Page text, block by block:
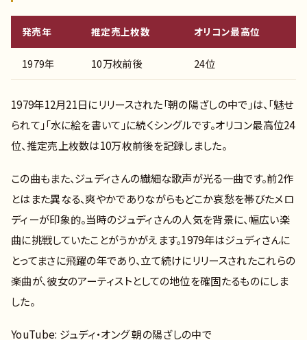
発売年 推定売上枚数 オリコン最高位
1979年 10万枚前後 24位
1979年12月21日にリリースされた「朝の陽ざしの中で」は、「魅せ
られて」「水に絵を書いて」に続くシングルです。オリコン最高位24
位、推定売上枚数は10万枚前後を記録しました。
この曲もまた、ジュディさんの繊細な歌声が光る一曲です。前2作
とはまた異なる、爽やかでありながらもどこか哀愁を帯びたメロ
ディーが印象的。当時のジュディさんの人気を背景に、幅広い楽
曲に挑戦していたことがうかがえます。1979年はジュディさんに
とってまさに飛躍の年であり、立て続けにリリースされたこれらの
楽曲が、彼女のアーティストとしての地位を確固たるものにしま
した。
YouTube: ジュディ・オング 朝の陽ざしの中で